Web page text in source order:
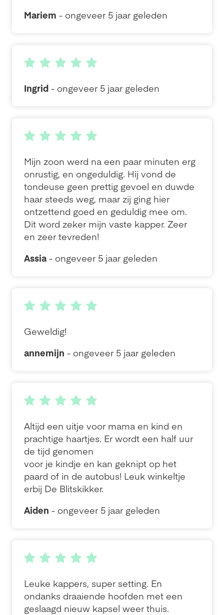
Mariem - ongeveer 5 jaar geleden
Ingrid - ongeveer 5 jaar geleden
Mijn zoon werd na een paar minuten erg
onrustig, en ongeduldig. Hij vond de
tondeuse geen prettig gevoel en duwde
haar steeds weg, maar zij ging hier
ontzettend goed en geduldig mee om.
Dit word zeker mijn vaste kapper. Zeer
en zeer tevreden!
Assia - ongeveer 5 jaar geleden
Geweldig!
annemijn - ongeveer 5 jaar geleden
Altijd een uitje voor mama en kind en
prachtige haartjes. Er wordt een half uur
de tijd genomen
voor je kindje en kan geknipt op het
paard of in de autobus! Leuk winkeltje
erbij De Blitskikker.
Aiden - ongeveer 5 jaar geleden
Leuke kappers, super setting. En
ondanks draaiende hoofden met een
geslaagd nieuw kapsel weer thuis.